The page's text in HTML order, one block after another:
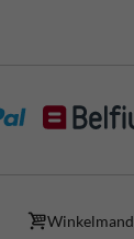
Winkelmand